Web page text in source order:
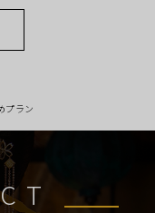
プラン